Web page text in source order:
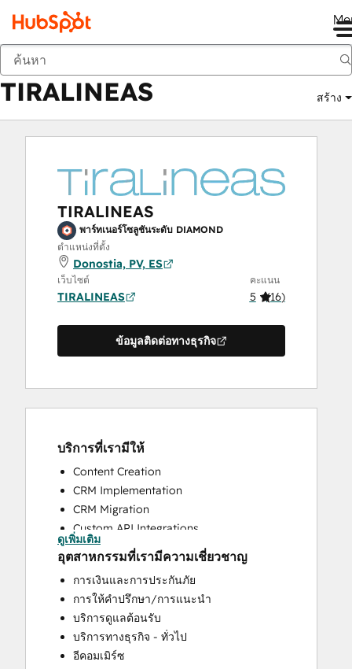
ตลาด พาร์ทเนอร์โซลูชัน:
TIRALINEAS สร้าง
TIRALINEAS
พาร์ทเนอร์โซลูชันระดับ DIAMOND
ตำแหน่งที่ตั้ง
Donostia, PV, ES
เว็บไซต์
TIRALINEAS
คะแนน
5 (16)
ข้อมูลติดต่อทางธุรกิจ
บริการที่เรามีให้
Content Creation
CRM Implementation
CRM Migration
Custom API Integrations
Customer Marketing
Customer Support Training
Email Marketing
Full Inbound Marketing Services
Help Desk Implementation
HubSpot Onboarding
ดูเพิ่มเติม
อุตสาหกรรมที่เรามีความเชี่ยวชาญ
การเงินและการประกันภัย
การให้คำปรึกษา/การแนะนำ
บริการดูแลต้อนรับ
บริการทางธุรกิจ - ทั่วไป
อีคอมเมิร์ซ